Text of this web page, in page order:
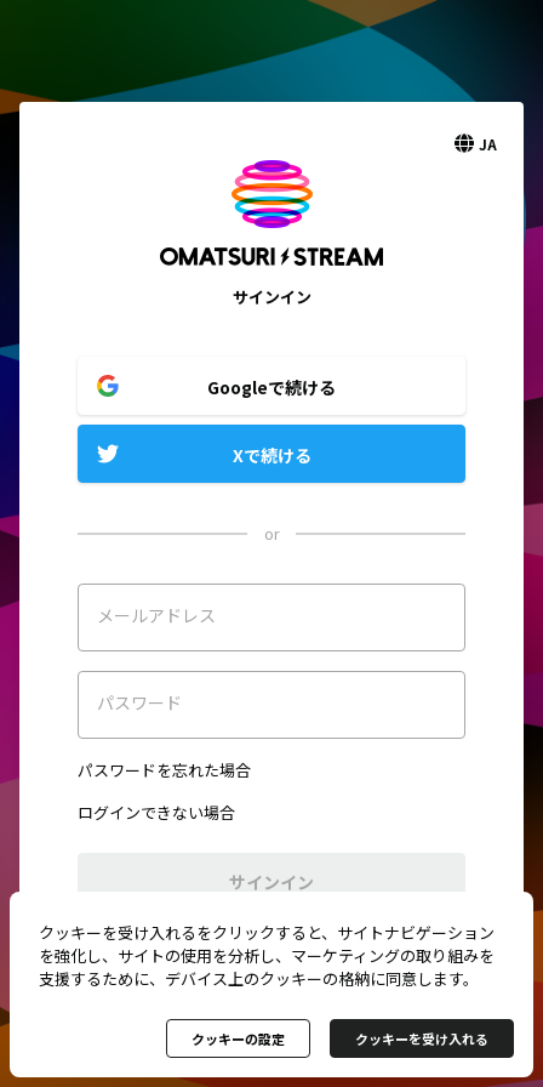
JA
サインイン
Googleで続ける
Xで続ける
or
メールアドレス
パスワード
パスワードを忘れた場合
ログインできない場合
サインイン
初めてご利用ですか？新規登録
クッキーを受け入れるをクリックすると、サイトナビゲーション
を強化し、サイトの使用を分析し、マーケティングの取り組みを
支援するために、デバイス上のクッキーの格納に同意します。
クッキーの設定 クッキーを受け入れる